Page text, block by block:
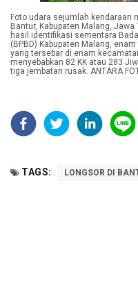
Foto udara sejumlah kendaraan
Bantur, Kabupaten Malang,
hasil identifikasi sementara
(BPBD) Kabupaten Malang,
yang tersebar di enam
menyebabkan 82 KK atau 283
tiga jembatan rusak. ANTARA
TAGS: LONGSOR DI